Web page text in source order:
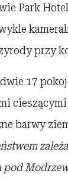
Park
przy
17
barwy
pod